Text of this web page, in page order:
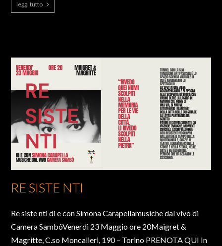
leggi tutto
RE SISTE NTI
Re siste nti di e con Simona Carapellamusiche dal vivo di
Camera SambôVenerdì 23 Maggio ore 20Maigret &
Magritte, C.so Moncalieri, 190 – Torino PRENOTA QUI In